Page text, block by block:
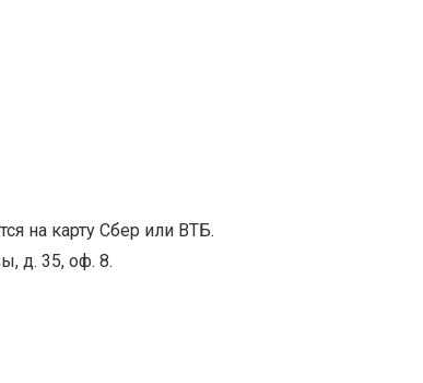
на карту Сбер или ВТБ.
д. 35, оф. 8.